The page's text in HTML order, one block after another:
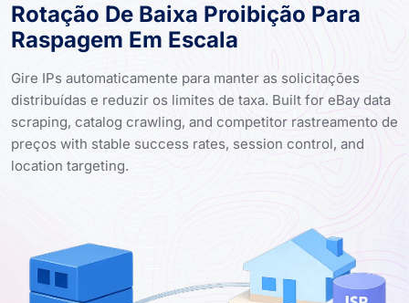
Rotação De Baixa Proibição Para
Raspagem Em Escala
Gire IPs automaticamente para manter as solicitações
distribuídas e reduzir os limites de taxa. Built for eBay data
scraping, catalog crawling, and competitor rastreamento de
preços with stable success rates, session control, and
location targeting.